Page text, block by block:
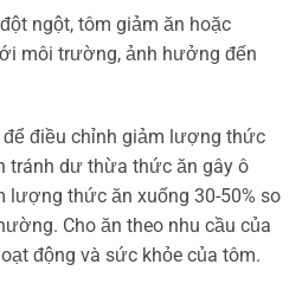
ngột, tôm giảm ăn hoặc
môi trường, ảnh hưởng đến
điều chỉnh giảm lượng thức
tránh dư thừa thức ăn gây ô
lượng thức ăn xuống 30-50% so
Cho ăn theo nhu cầu của
động và sức khỏe của tôm.